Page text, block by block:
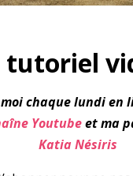
tutoriel
chaque lundi en
Youtubeet ma
Katia Nésiris